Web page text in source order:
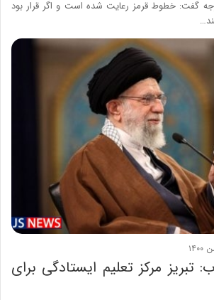
گفت: خطوط قرمز رعایت شده است و اگر قرار بود
تبریز مرکز تعلیم ایستادگی برای